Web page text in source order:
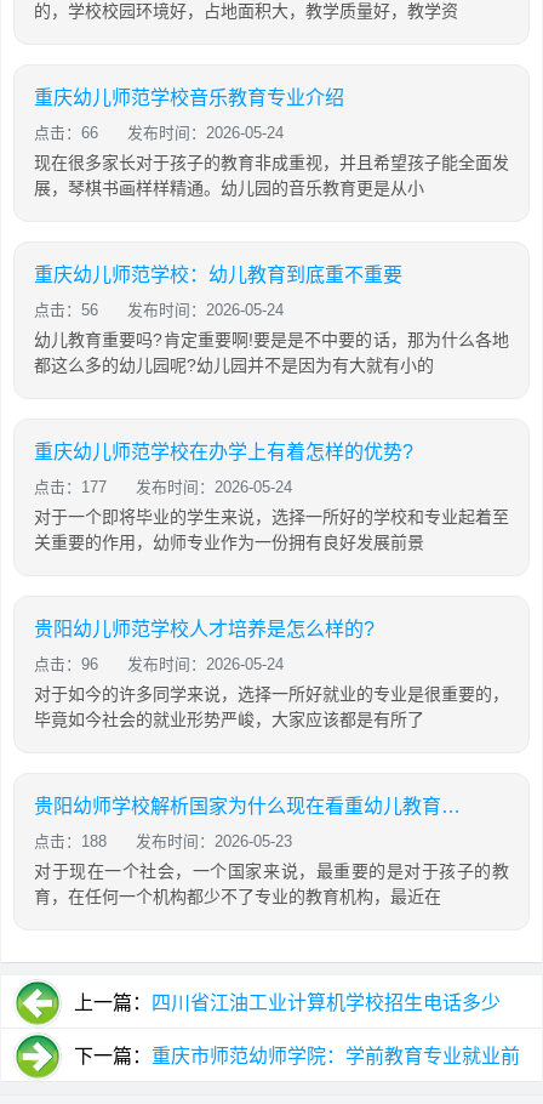
的，学校校园环境好，占地面积大，教学质量好，教学资
重庆幼儿师范学校音乐教育专业介绍
点击：66 发布时间：2026-05-24
现在很多家长对于孩子的教育非成重视，并且希望孩子能全面发
展，琴棋书画样样精通。幼儿园的音乐教育更是从小
重庆幼儿师范学校：幼儿教育到底重不重要
点击：56 发布时间：2026-05-24
幼儿教育重要吗?肯定重要啊!要是是不中要的话，那为什么各地
都这么多的幼儿园呢?幼儿园并不是因为有大就有小的
重庆幼儿师范学校在办学上有着怎样的优势?
点击：177 发布时间：2026-05-24
对于一个即将毕业的学生来说，选择一所好的学校和专业起着至
关重要的作用，幼师专业作为一份拥有良好发展前景
贵阳幼儿师范学校人才培养是怎么样的?
点击：96 发布时间：2026-05-24
对于如今的许多同学来说，选择一所好就业的专业是很重要的，
毕竟如今社会的就业形势严峻，大家应该都是有所了
贵阳幼师学校解析国家为什么现在看重幼儿教育事业
点击：188 发布时间：2026-05-23
对于现在一个社会，一个国家来说，最重要的是对于孩子的教
育，在任何一个机构都少不了专业的教育机构，最近在
上一篇： 四川省江油工业计算机学校招生电话多少
下一篇： 重庆市师范幼师学院：学前教育专业就业前